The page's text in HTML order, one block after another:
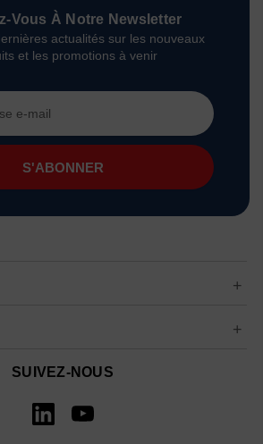
Vous À Notre Newsletter
actualités sur les nouveaux
et les promotions à venir
SUIVEZ-NOUS